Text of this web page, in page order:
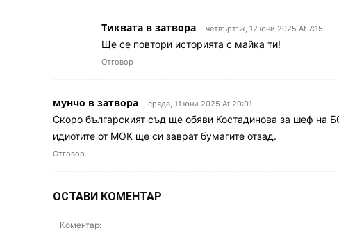
Тиквата в затвора четвъртък, 12 юни 2025 At 7:15
Ще се повтори историята с майка ти!
Отговор
мунчо в затвора сряда, 11 юни 2025 At 20:01
Скоро българският съд ще обяви Костадинова за шеф на
идиотите от МОК ще си заврат бумагите отзад.
Отговор
ОСТАВИ КОМЕНТАР